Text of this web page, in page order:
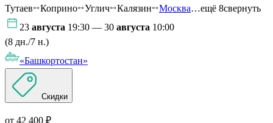
Тутаев
Коприно Углич Калязин Москва…ещё 8свернуть
23 августа 19:30 — 30 августа 10:00
(8 дн./7 н.)
«Башкортостан»
Скидки
от 42 400 ₽